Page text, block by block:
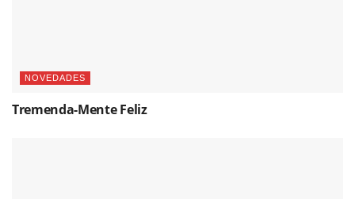
NOVEDADES
Tremenda-Mente Feliz